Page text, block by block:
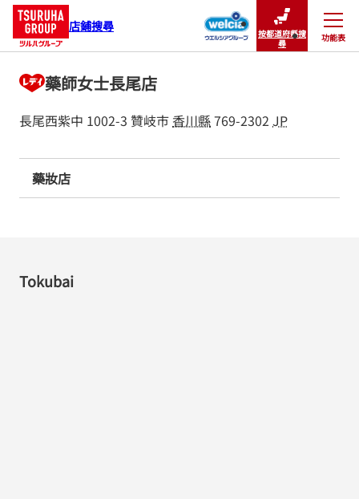
店鋪搜尋
按都道府縣搜
尋
功能表
關閉
藥師女士長尾店
長尾西紫中 1002-3 贊岐市 香川縣769-2302 JP
藥妝店
Tokubai